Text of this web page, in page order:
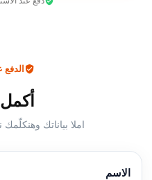
الدفع
املا بياناتك
الاسم